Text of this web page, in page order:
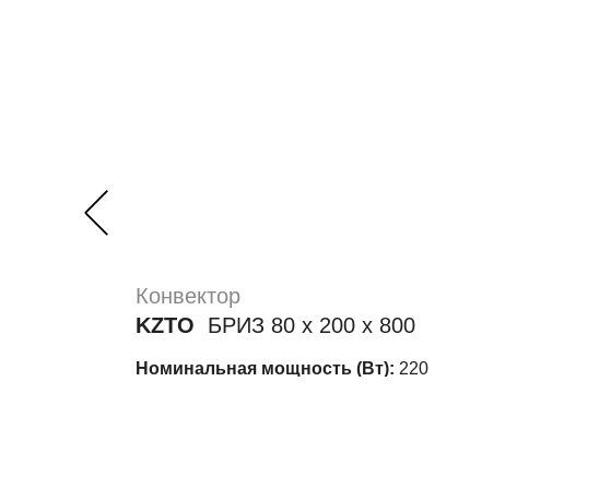
Конвектор
KZTO
БРИЗ 80 х 200 х 800
Номинальная мощность (Вт): 220